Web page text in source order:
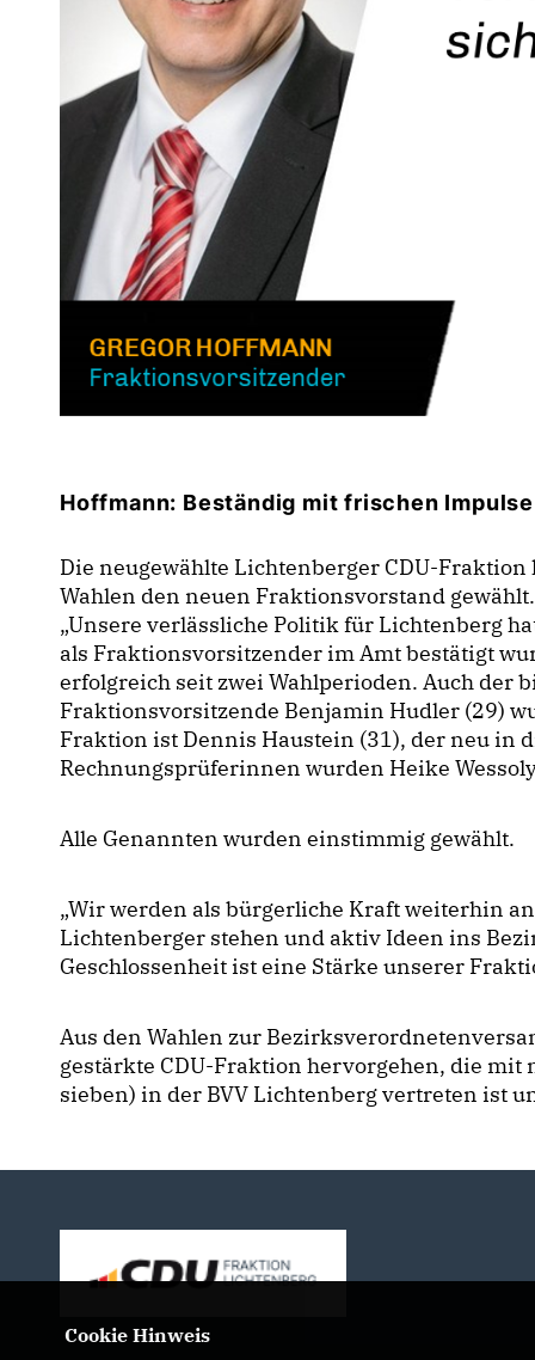
Hoffmann: Beständig mit frischen
Die neugewählte Lichtenberger CDU-
Wahlen den neuen Fraktionsvorstand gewählt.
Unsere verlässliche Politik für Lichtenberg
als Fraktionsvorsitzender im Amt bestätigt
erfolgreich seit zwei Wahlperioden. Auch der
Fraktionsvorsitzende Benjamin Hudler (29)
Fraktion ist Dennis Haustein (31), der neu in
Rechnungsprüferinnen wurden Heike
Alle Genannten wurden einstimmig gewählt.
Wir werden als bürgerliche Kraft weiterhin
Lichtenberger stehen und aktiv Ideen ins
Geschlossenheit ist eine Stärke unserer
Aus den Wahlen zur
gestärkte CDU-Fraktion hervorgehen, die
sieben) in der BVV Lichtenberg vertreten ist
Cookie Hinweis